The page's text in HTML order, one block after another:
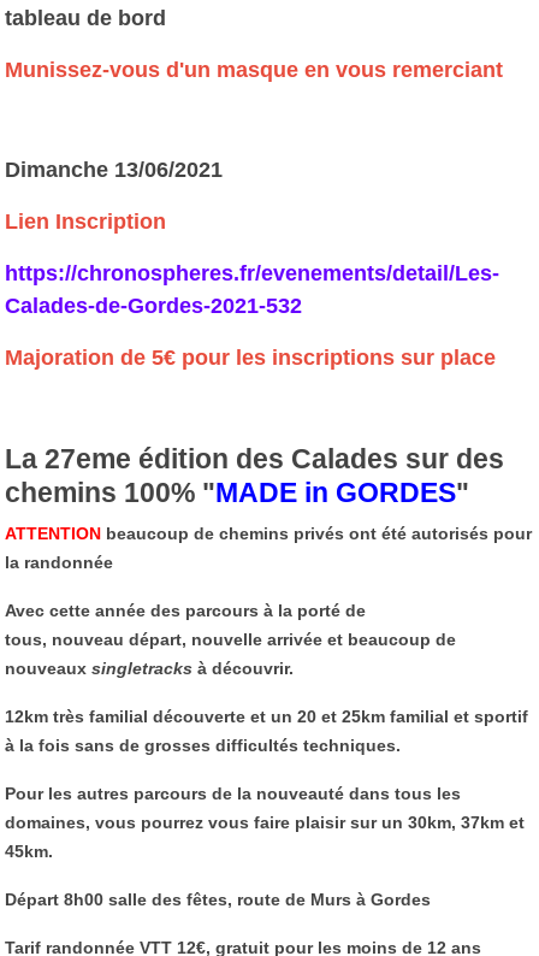
tableau de bord
Munissez-vous d'un masque en vous remerciant
Dimanche 13/06/2021
Lien Inscription
https://chronospheres.fr/evenements/detail/Les-
Calades-de-Gordes-2021-532
Majoration de 5€ pour les inscriptions sur place
La 27eme édition des Calades sur des
chemins 100% "MADE in GORDES"
ATTENTION beaucoup de chemins privés ont été autorisés pour
la randonnée
Avec cette année des parcours à la porté de
tous, nouveau départ, nouvelle arrivée et beaucoup de
nouveaux singletracks à découvrir.
12km très familial découverte et un 20 et 25km familial et sportif
à la fois sans de grosses difficultés techniques.
Pour les autres parcours de la nouveauté dans tous les
domaines, vous pourrez vous faire plaisir sur un 30km, 37km et
45km.
Départ 8h00 salle des fêtes, route de Murs à Gordes
Tarif randonnée VTT 12€, gratuit pour les moins de 12 ans